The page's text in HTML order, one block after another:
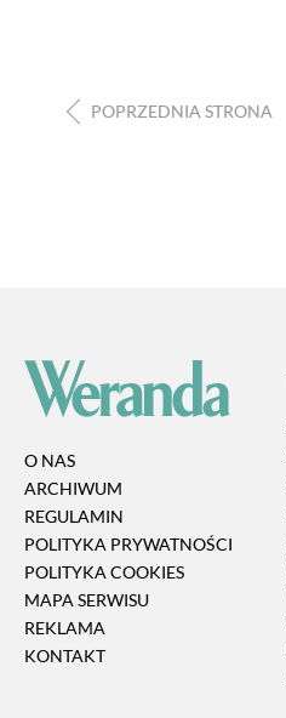
O NAS
ARCHIWUM
REGULAMIN
POLITYKA PRYWATNOŚCI
POLITYKA COOKIES
MAPA SERWISU
REKLAMA
KONTAKT